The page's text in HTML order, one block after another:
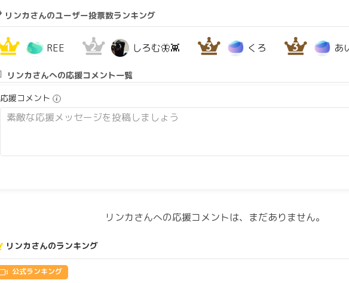
リンカさんのユーザー投票数ランキング
1 REE 2 しろむ🦋👾 3 くろ 3 あ
リンカさんへの応援コメント一覧
応援コメント
リンカさんへの応援コメントは、まだありません。
リンカさんのランキング
公式ランキング